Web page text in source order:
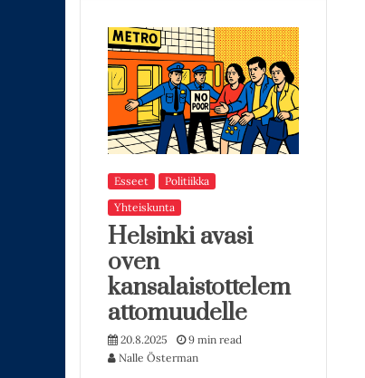
Esseet
Politiikka
Yhteiskunta
Helsinki avasi
oven
kansalaistottelem
attomuudelle
20.8.2025
9 min read
Nalle Österman